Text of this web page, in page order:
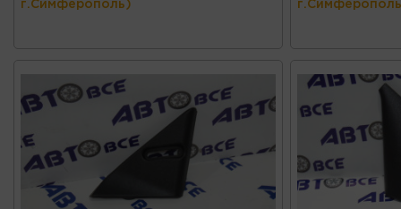
г.Симферополь)